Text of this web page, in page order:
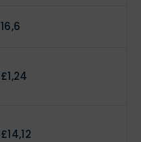
16,6
£1,24
£14,12